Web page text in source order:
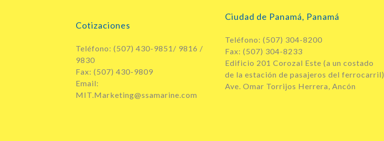
Cotizaciones
Teléfono: (507) 430-9851/ 9816 /
9830
Fax: (507) 430-9809
Email:
MIT.Marketing@ssamarine.com
Ciudad de Panamá, Panamá
Teléfono: (507) 304-8200
Fax: (507) 304-8233
Edificio 201 Corozal Este (a un costado
de la estación de pasajeros del ferrocarril)
Ave. Omar Torrijos Herrera, Ancón